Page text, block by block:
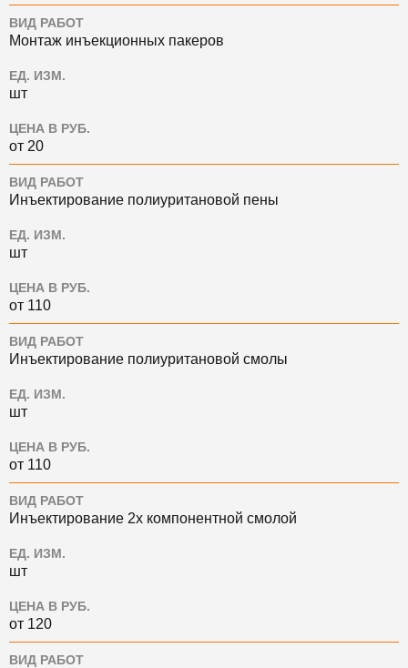
ВИД РАБОТ
Монтаж инъекционных пакеров
ЕД. ИЗМ.
шт
ЦЕНА В РУБ.
от 20
ВИД РАБОТ
Инъектирование полиуритановой пены
ЕД. ИЗМ.
шт
ЦЕНА В РУБ.
от 110
ВИД РАБОТ
Инъектирование полиуритановой смолы
ЕД. ИЗМ.
шт
ЦЕНА В РУБ.
от 110
ВИД РАБОТ
Инъектирование 2х компонентной смолой
ЕД. ИЗМ.
шт
ЦЕНА В РУБ.
от 120
ВИД РАБОТ